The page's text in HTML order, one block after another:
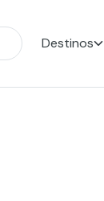
Destinos